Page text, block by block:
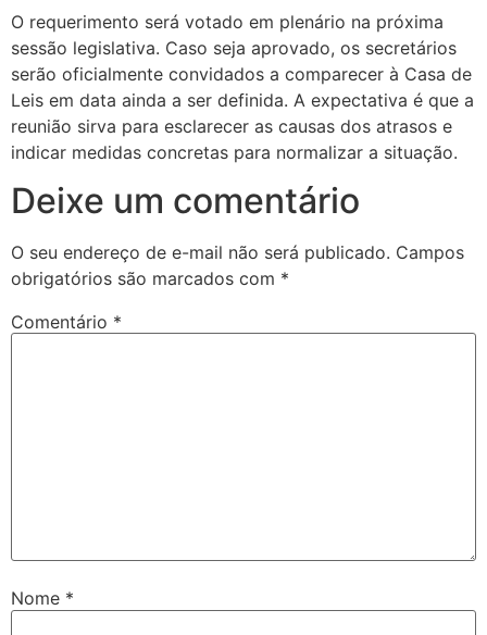
O requerimento será votado em plenário na próxima
sessão legislativa. Caso seja aprovado, os secretários
serão oficialmente convidados a comparecer à Casa de
Leis em data ainda a ser definida. A expectativa é que a
reunião sirva para esclarecer as causas dos atrasos e
indicar medidas concretas para normalizar a situação.
Deixe um comentário
O seu endereço de e-mail não será publicado. Campos
obrigatórios são marcados com *
Comentário *
Nome *